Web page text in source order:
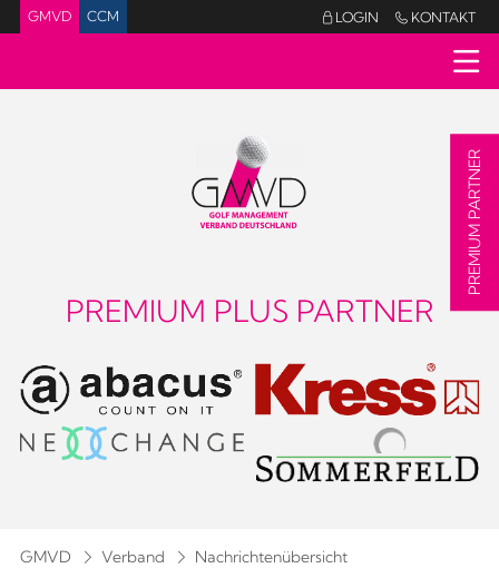
GMVD CCM LOGIN  KONTAKT
PREMIUM PLUS PARTNER
GMVD Verband Nachrichtenübersicht
PREMIUM PARTNER